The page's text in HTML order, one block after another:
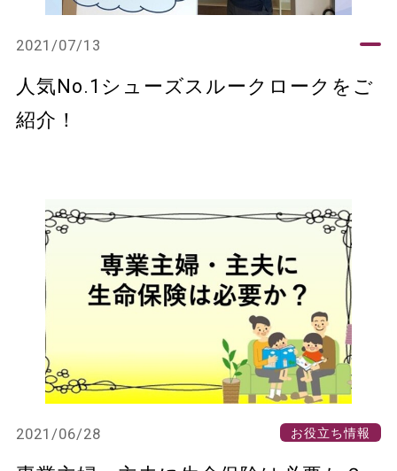
2021/07/13
人気No.1シューズスルークロークをご
紹介！
2021/06/28 お役立ち情報